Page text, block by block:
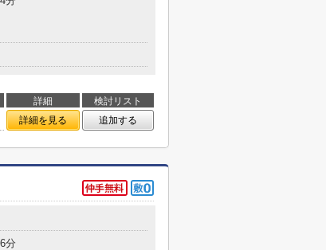
詳細
検討リスト
詳細を見る 追加する
分